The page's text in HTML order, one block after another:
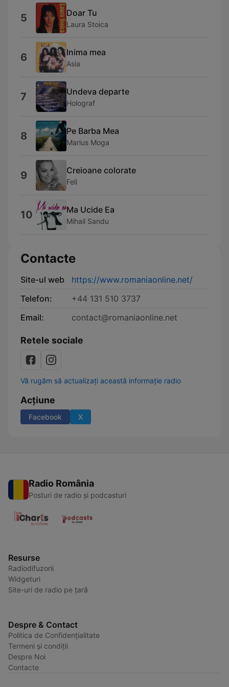
5 Doar Tu
Laura Stoica
6 Inima mea
Asia
7 Undeva departe
Holograf
8 Pe Barba Mea
Marius Moga
9 Creioane colorate
Feli
10 Ma Ucide Ea
Mihail Sandu
Contacte
Site-ul web
https://www.romaniaonline.net/
Telefon:
+44 131 510 3737
Email:
contact@romaniaonline.net
Retele sociale
Vă rugăm să actualizați această informație radio
Acțiune
Facebook X
Radio România
Posturi de radio și podcasturi
Resurse
Radiodifuzorii
Widgeturi
Site-uri de radio pe țară
Despre & Contact
Politica de Confidențialitate
Termeni și condiții
Despre Noi
Contacte